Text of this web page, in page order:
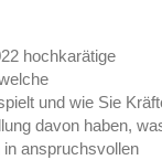
hochkarätige
und wie Sie
davon haben,
anspruchsvollen